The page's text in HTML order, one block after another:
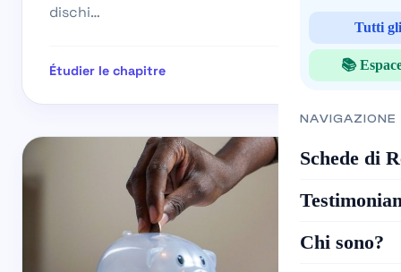
Tutti
📚
NAVIGAZIONE
Schede di
Chi sono?
dischi…
Étudier le chapitre